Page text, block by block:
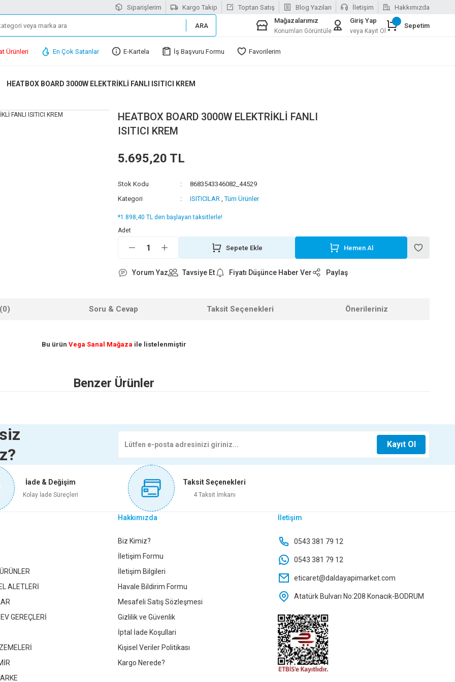
Siparişlerim Kargo Takip Toptan Satış Blog Yazıları İletişim Hakkımızda
ARA
Mağazalarımız
Konumları Görüntüle
Giriş Yap
veya Kayıt Ol
Sepetim
Ürünleri En Çok Satanlar E-Kartela İş Başvuru Formu Favorilerim
HEATBOX BOARD 3000W ELEKTRİKLİ FANLI ISITICI KREM
HEATBOX BOARD 3000W ELEKTRİKLİ FANLI
ISITICI KREM
5.695,20 TL
Stok Kodu
8683543346082_44529
Kategori
ISITICILAR ,Tüm Ürünler
*1.898,40 TL den başlayan taksitlerle!
Adet
Sepete Ekle Hemen Al
Yorum Yaz Tavsiye Et Fiyatı Düşünce Haber Ver Paylaş
Soru & Cevap Taksit Seçenekleri Önerileriniz
Bu ürün Vega Sanal Mağaza ile listelenmiştir
Bu ürüne ilk yorumu siz yapın!
Ürün hakkında henüz soru sorulmamış.
Gönder
Benzer Ürünler
ŞÖMİNE 2000W 58X83X18 20-25 M2
Sepete Ekle
HEATBOX ŞÖMİNE 2000W 58X68X18 20-25 M2
32.985,00 TL
Sepete Ekle
Sepete Ekle
HEATBOX BOARD 3000W ELEKTRİKLİ FANLI ISITICI FÜME
5.695,20 TL
HEATBOX MİNİ 2000W ELEKTRİKLİ FANLI ISITICI KREM AÇAN SİMGE YAYLI KAPAK YEŞİL
siz
Kayıt Ol
İade & Değişim
Kolay İade Süreçleri
Taksit Seçenekleri
4 Taksit İmkanı
ALETLERİ
GEREÇLERİ
Hakkımızda
Biz Kimiz?
İletişim Formu
İletişim Bilgileri
Havale Bildirim Formu
Mesafeli Satış Sözleşmesi
Gizlilik ve Güvenlik
İptal İade Koşullari
Kişisel Veriler Politikası
Kargo Nerede?
İletişim
0543 381 79 12
0543 381 79 12
eticaret@daldayapimarket.com
Atatürk Bulvarı No:208 Konacık-BODRUM